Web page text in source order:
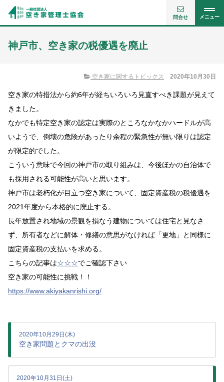
メニュー
問合せ
神戸市、空き家の税優遇を廃止
空き家に関するトピックス 2020年10月30日
空き家の特措法から約6年が経ちいろいろ見直すべき課題が見えて
きました。
なかでも特定空き家の認定は実際のところなかなかハードルが高
いようで、倒壊の危険があったり余程の緊急性が無い限りは認定
が限定的でした。
こういう意味で今回の神戸市の取り組みは、今後ほかの自治体で
も採用される可能性が高いと思います。
神戸市は老朽化が目立つ空き家について、固定資産税の税優遇を
2021年度から本格的に廃止する。
長年放置され地域の景観を損なう建物については住宅と見なさ
ず、所有者などに解体・修繕の意思がなければ「更地」と同様に
固定資産税の支払いを求める。
こちらの記事は☆☆☆でご確認下さい
空き家の可能性に挑戦！！
https://www.akiyakanrishi.org/
2020年10月29日(木)
空き家問題とクマの出没
2020年10月31日(土)